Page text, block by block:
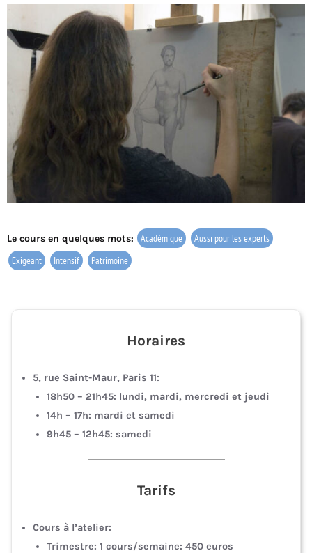
Le cours en quelques mots: Académique
Aussi pour les experts
Exigeant
Intensif Patrimoine
Horaires
5, rue Saint-Maur, Paris 11:
18h50 – 21h45: lundi, mardi, mercredi et jeudi
14h – 17h: mardi et samedi
9h45 – 12h45: samedi
Tarifs
Cours à l’atelier:
Trimestre: 1 cours/semaine: 450 euros